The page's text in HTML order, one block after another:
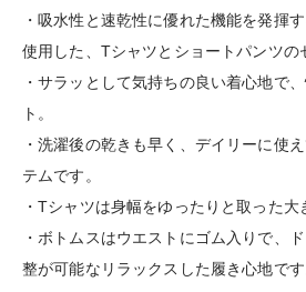
・吸水性と速乾性に優れた機能を発揮
使用した、Tシャツとショートパンツの
・サラッとして気持ちの良い着心地で
ト。
・洗濯後の乾きも早く、デイリーに使
テムです。
・Tシャツは身幅をゆったりと取った大
・ボトムスはウエストにゴム入りで、
整が可能なリラックスした履き心地です